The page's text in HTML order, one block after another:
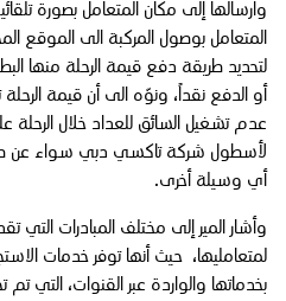
وارسالها إلى مكان المتعامل بصورة
المتعامل بوصول المركبة الى الموقع
لتحديد طريقة دفع قيمة الرحلة منها
أو الدفع نقداً، ونوّه الى أن قيمة
عدم تشغيل السائق للعداد خلال الرحلة
لأسطول شركة تاكسي دبي سواء عن
أي وسيلة أخرى.
وأشار المير إلى مختلف المبادرات
لمتعامليها، حيث أنها توفر خدمات
بخدماتها والواردة عبر القنوات، التي